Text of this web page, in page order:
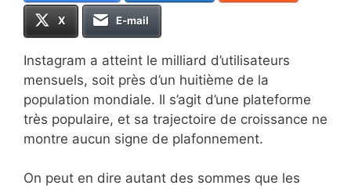
X E-mail
Instagram a atteint le milliard d’utilisateurs
mensuels, soit près d’un huitième de la
population mondiale. Il s’agit d’une plateforme
très populaire, et sa trajectoire de croissance ne
montre aucun signe de plafonnement.
On peut en dire autant des sommes que les